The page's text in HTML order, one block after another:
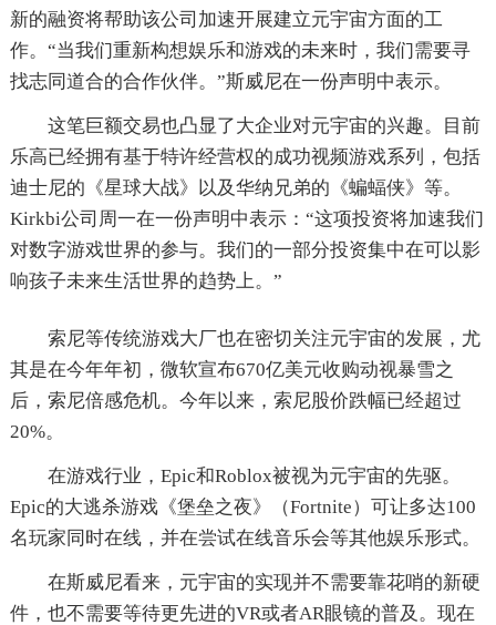
新的融资将帮助该公司加速开展建立元宇宙方面的工
作。“当我们重新构想娱乐和游戏的未来时，我们需要寻
找志同道合的合作伙伴。”斯威尼在一份声明中表示。
这笔巨额交易也凸显了大企业对元宇宙的兴趣。目前
乐高已经拥有基于特许经营权的成功视频游戏系列，包括
迪士尼的《星球大战》以及华纳兄弟的《蝙蝠侠》等。
Kirkbi公司周一在一份声明中表示：“这项投资将加速我们
对数字游戏世界的参与。我们的一部分投资集中在可以影
响孩子未来生活世界的趋势上。”
索尼等传统游戏大厂也在密切关注元宇宙的发展，尤
其是在今年年初，微软宣布670亿美元收购动视暴雪之
后，索尼倍感危机。今年以来，索尼股价跌幅已经超过
20%。
在游戏行业，Epic和Roblox被视为元宇宙的先驱。
Epic的大逃杀游戏《堡垒之夜》（Fortnite）可让多达100
名玩家同时在线，并在尝试在线音乐会等其他娱乐形式。
在斯威尼看来，元宇宙的实现并不需要靠花哨的新硬
件，也不需要等待更先进的VR或者AR眼镜的普及。现在